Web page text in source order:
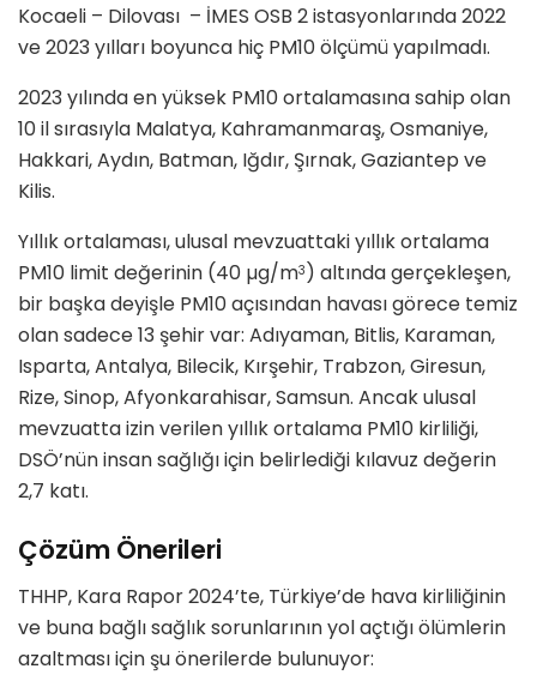
Kocaeli – Dilovası – İMES OSB 2 istasyonlarında 2022
ve 2023 yılları boyunca hiç PM10 ölçümü yapılmadı.
2023 yılında en yüksek PM10 ortalamasına sahip olan
10 il sırasıyla Malatya, Kahramanmaraş, Osmaniye,
Hakkari, Aydın, Batman, Iğdır, Şırnak, Gaziantep ve
Kilis.
Yıllık ortalaması, ulusal mevzuattaki yıllık ortalama
PM10 limit değerinin (40 µg/m3) altında gerçekleşen,
bir başka deyişle PM10 açısından havası görece temiz
olan sadece 13 şehir var: Adıyaman, Bitlis, Karaman,
Isparta, Antalya, Bilecik, Kırşehir, Trabzon, Giresun,
Rize, Sinop, Afyonkarahisar, Samsun. Ancak ulusal
mevzuatta izin verilen yıllık ortalama PM10 kirliliği,
DSÖ’nün insan sağlığı için belirlediği kılavuz değerin
2,7 katı.
Çözüm Önerileri
THHP, Kara Rapor 2024’te, Türkiye’de hava kirliliğinin
ve buna bağlı sağlık sorunlarının yol açtığı ölümlerin
azaltması için şu önerilerde bulunuyor: